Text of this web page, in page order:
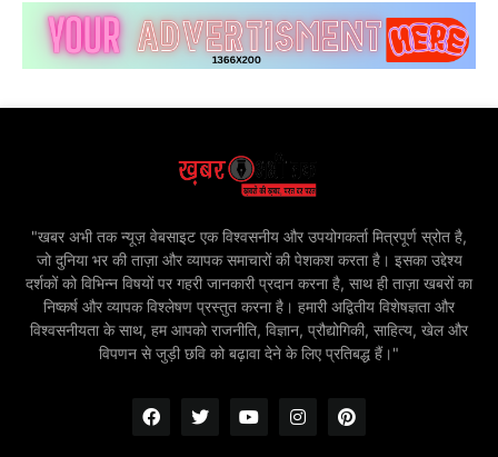
"खबर अभी तक न्यूज़ वेबसाइट एक विश्वसनीय और उपयोगकर्ता मित्रपूर्ण स्रोत है,
जो दुनिया भर की ताज़ा और व्यापक समाचारों की पेशकश करता है। इसका उद्देश्य
दर्शकों को विभिन्न विषयों पर गहरी जानकारी प्रदान करना है, साथ ही ताज़ा खबरों का
निष्कर्ष और व्यापक विश्लेषण प्रस्तुत करना है। हमारी अद्वितीय विशेषज्ञता और
विश्वसनीयता के साथ, हम आपको राजनीति, विज्ञान, प्रौद्योगिकी, साहित्य, खेल और
विपणन से जुड़ी छवि को बढ़ावा देने के लिए प्रतिबद्ध हैं।"